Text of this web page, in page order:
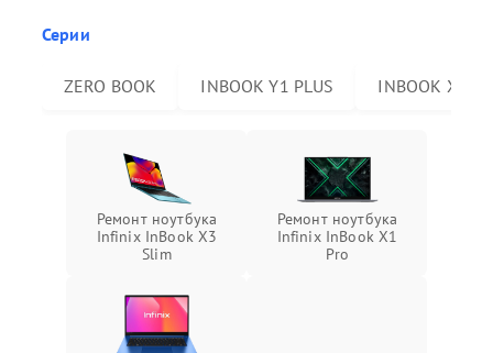
Серии
ZERO BOOK INBOOK Y1 PLUS INBOOK X2
Ремонт ноутбука
Infinix InBook X3
Slim
Ремонт ноутбука
Infinix InBook X1
Pro